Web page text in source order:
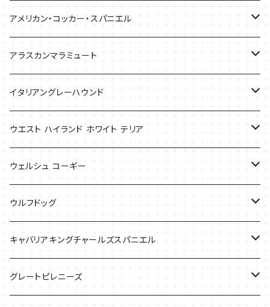
バッグ
アメリカン・コッカー・スパニエル
バッグ
Tシャツ
アラスカンマラミュート
Tシャツ
バッグ
ケース
イタリアングレーハウンド
ケース
バッグ
Tシャツ
ウエスト ハイランド ホワイト テリア
ケース
バッグ
ウェルシュ コーギー
Tシャツ
バッグ
ケース
ウルフドッグ
Tシャツ
キャバリアキングチャールズスパニエル
バッグ
グレートピレニーズ